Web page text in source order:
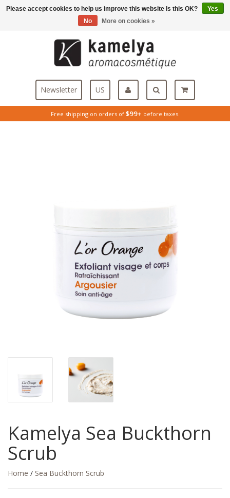
Free shipping on orders of $99+ before taxes.
Newsletter US
Kamelya Sea Buckthorn
Scrub
Home / Sea Buckthorn Scrub
Please accept cookies to help us improve this website Is this OK?
Yes
No
More on cookies »